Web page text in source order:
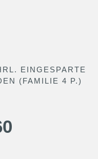
EINGESPARTE
(FAMILIE 4 P.)